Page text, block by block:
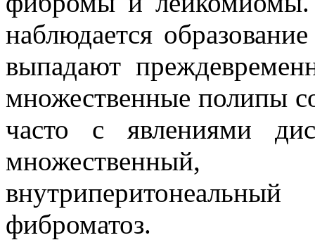
наблюдается
выпадают
множественные полипы
часто с явлениями
множественный,
фиброматоз.